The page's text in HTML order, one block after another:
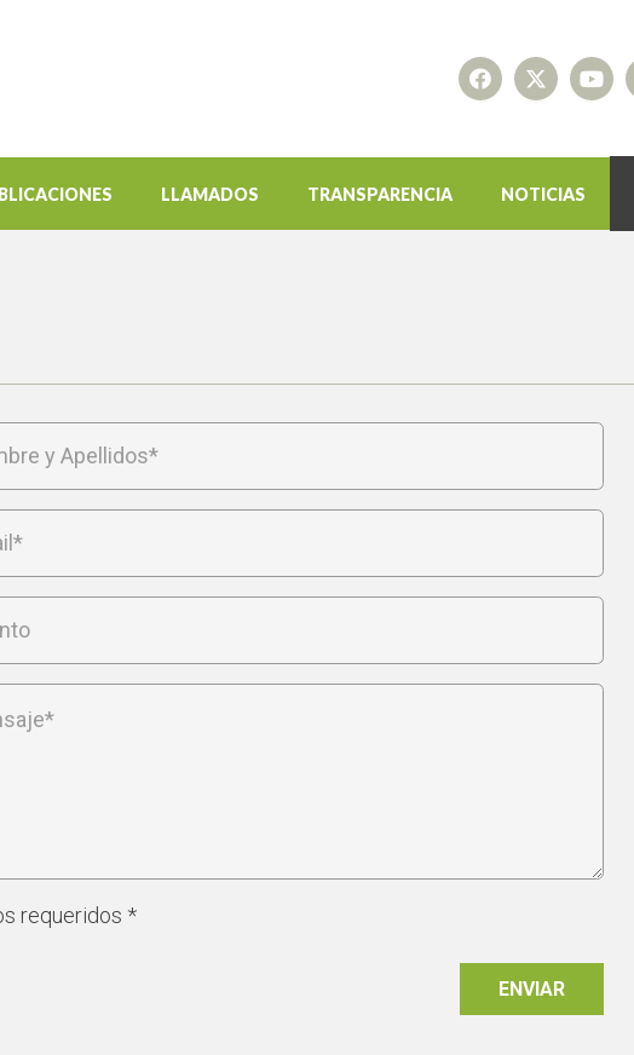
LLAMADOS TRANSPARENCIA NOTICIAS
requeridos *